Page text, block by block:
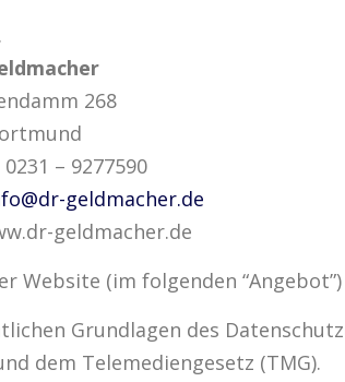
268
– 9277590
geldmacher.de
geldmacher.de
Website (im folgenden
Grundlagen des
dem Telemediengesetz (TMG).